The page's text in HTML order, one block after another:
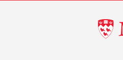
McGill